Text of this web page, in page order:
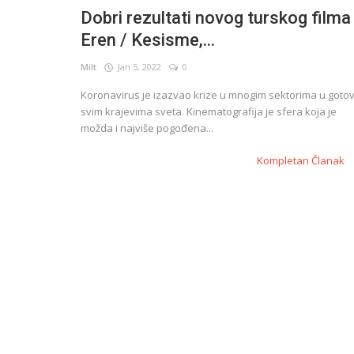
Dobri rezultati novog turskog filma
Eren / Kesisme,...
Milt Jan 5, 2022 0
Koronavirus je izazvao krize u mnogim sektorima u
svim krajevima sveta. Kinematografija je sfera koja je
možda i najviše pogođena...
Kompletan Članak